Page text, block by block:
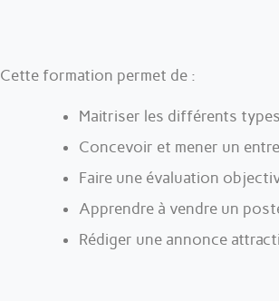
Cette formation permet de :
Maitriser les différents
Concevoir et mener un
Faire une évaluation
Apprendre à vendre un
Rédiger une annonce